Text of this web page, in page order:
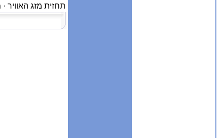
תחזית מזג האוויר